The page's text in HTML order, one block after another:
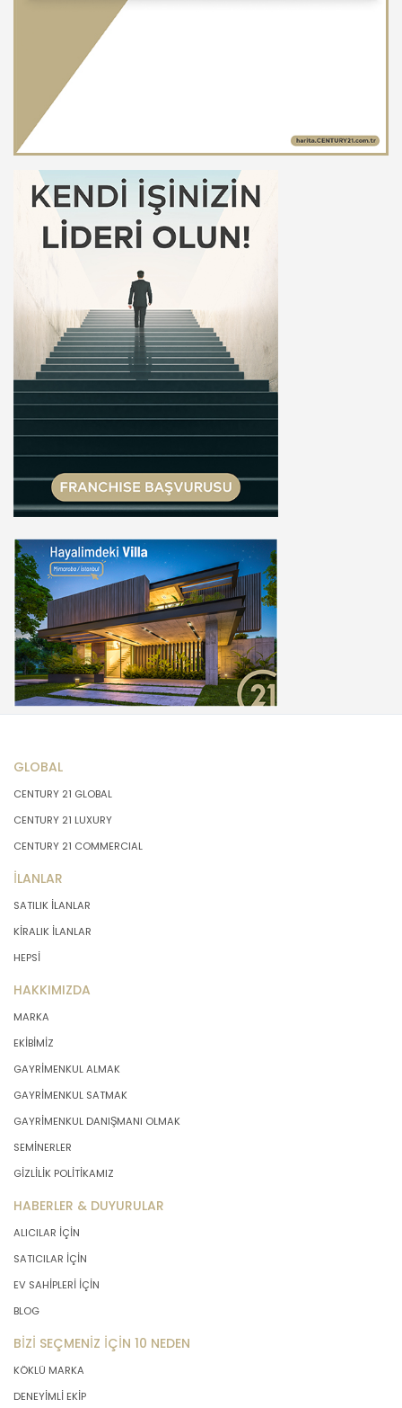
GLOBAL
CENTURY 21 GLOBAL
CENTURY 21 LUXURY
CENTURY 21 COMMERCIAL
İLANLAR
SATILIK İLANLAR
KİRALIK İLANLAR
HEPSİ
HAKKIMIZDA
MARKA
EKİBİMİZ
GAYRİMENKUL ALMAK
GAYRİMENKUL SATMAK
GAYRİMENKUL DANIŞMANI OLMAK
SEMİNERLER
GİZLİLİK POLİTİKAMIZ
HABERLER & DUYURULAR
ALICILAR İÇİN
SATICILAR İÇİN
EV SAHİPLERİ İÇİN
BLOG
BİZİ SEÇMENİZ İÇİN 10 NEDEN
KÖKLÜ MARKA
DENEYİMLİ EKİP